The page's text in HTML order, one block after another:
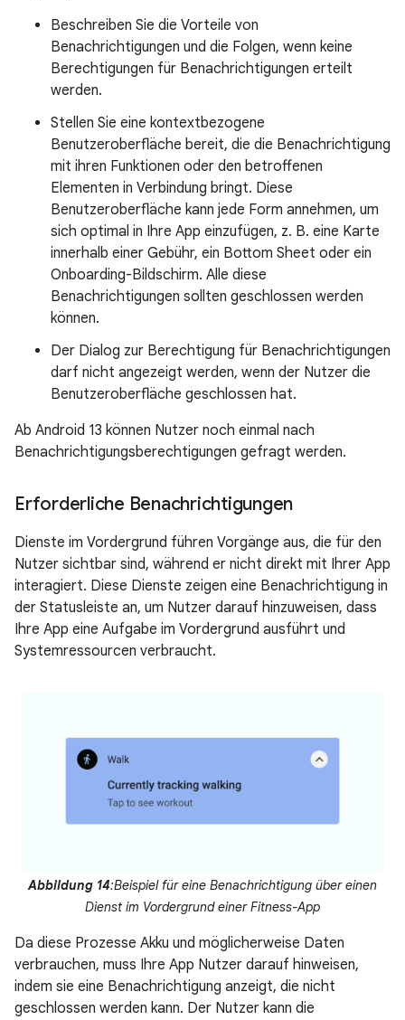
Beschreiben Sie die Vorteile von
Benachrichtigungen und die Folgen, wenn keine
Berechtigungen für Benachrichtigungen erteilt
werden.
Stellen Sie eine kontextbezogene
Benutzeroberfläche bereit, die die Benachrichtigung
mit ihren Funktionen oder den betroffenen
Elementen in Verbindung bringt. Diese
Benutzeroberfläche kann jede Form annehmen, um
sich optimal in Ihre App einzufügen, z. B. eine Karte
innerhalb einer Gebühr, ein Bottom Sheet oder ein
Onboarding-Bildschirm. Alle diese
Benachrichtigungen sollten geschlossen werden
können.
Der Dialog zur Berechtigung für Benachrichtigungen
darf nicht angezeigt werden, wenn der Nutzer die
Benutzeroberfläche geschlossen hat.
Ab Android 13 können Nutzer noch einmal nach
Benachrichtigungsberechtigungen gefragt werden.
Erforderliche Benachrichtigungen
Dienste im Vordergrund führen Vorgänge aus, die für den
Nutzer sichtbar sind, während er nicht direkt mit Ihrer App
interagiert. Diese Dienste zeigen eine Benachrichtigung in
der Statusleiste an, um Nutzer darauf hinzuweisen, dass
Ihre App eine Aufgabe im Vordergrund ausführt und
Systemressourcen verbraucht.
Abbildung 14:Beispiel für eine Benachrichtigung über einen
Dienst im Vordergrund einer Fitness-App
Da diese Prozesse Akku und möglicherweise Daten
verbrauchen, muss Ihre App Nutzer darauf hinweisen,
indem sie eine Benachrichtigung anzeigt, die nicht
geschlossen werden kann. Der Nutzer kann die